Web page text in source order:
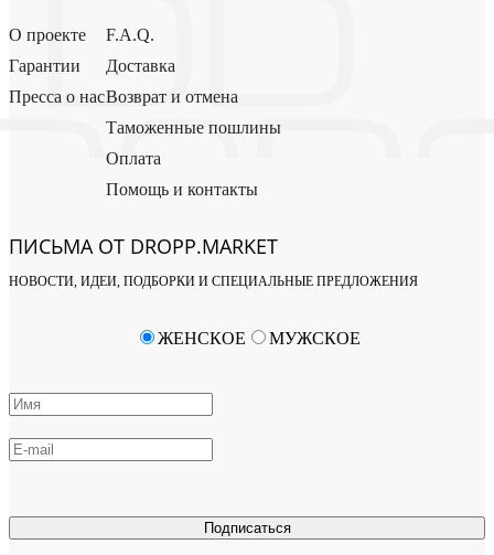
О проекте
Гарантии
Пресса о нас
F.A.Q.
Доставка
Возврат и отмена
Таможенные пошлины
Оплата
Помощь и контакты
ПИСЬМА ОТ DROPP.MARKET
НОВОСТИ, ИДЕИ, ПОДБОРКИ И СПЕЦИАЛЬНЫЕ ПРЕДЛОЖЕНИЯ
Подписаться
ЖЕНСКОЕ МУЖСКОЕ